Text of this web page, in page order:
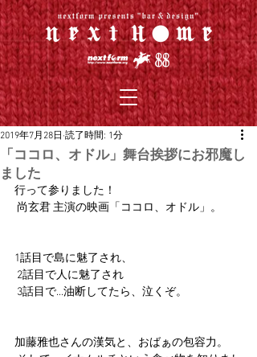
「ココロ、オドル」舞台挨拶にお邪魔し
ました
2019年7月28日 読了時間: 1分
行って参りました！
尚玄君 主演の映画「ココロ、オドル」。
1話目で島に魅了され、
2話目で人に魅了され
3話目で...油断してたら、泣くぞ。
加藤雅也さんの漢気と、おばぁの包容力。